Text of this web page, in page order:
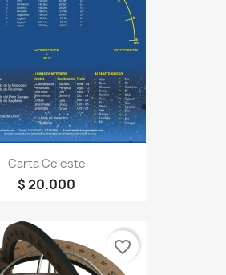
Carta Celeste
$ 20.000
favorite_border